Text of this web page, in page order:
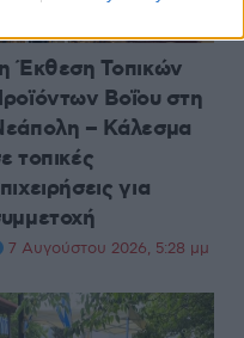
Έκθεση Τοπικών
Βοΐου στη
– Κάλεσμα
τοπικές
για
7 Αυγούστου 2026, 5:28 μμ